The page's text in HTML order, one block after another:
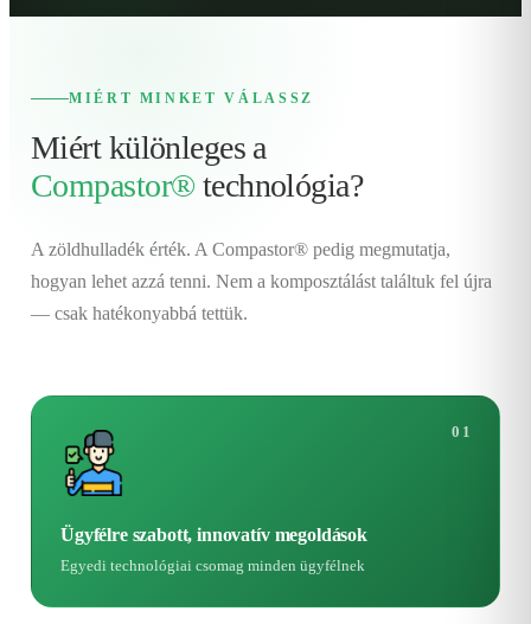
MIÉRT MINKET VÁLASSZ
Miért különleges a
Compastor® technológia?
A zöldhulladék érték. A Compastor® pedig megmutatja,
hogyan lehet azzá tenni. Nem a komposztálást találtuk fel újra
— csak hatékonyabbá tettük.
01
Ügyfélre szabott, innovatív megoldások
Egyedi technológiai csomag minden ügyfélnek